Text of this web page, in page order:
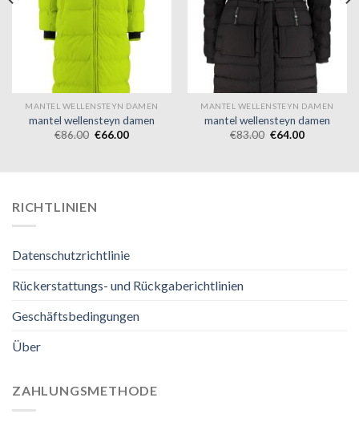
MANTEL WELLENSTEYN DAMEN
mantel wellensteyn damen
€86.00 €66.00
MANTEL WELLENSTEYN DAMEN
mantel wellensteyn damen
€83.00 €64.00
RICHTLINIEN
Datenschutzrichtlinie
Rückerstattungs- und Rückgaberichtlinien
Geschäftsbedingungen
Über
ZAHLUNGSMETHODE